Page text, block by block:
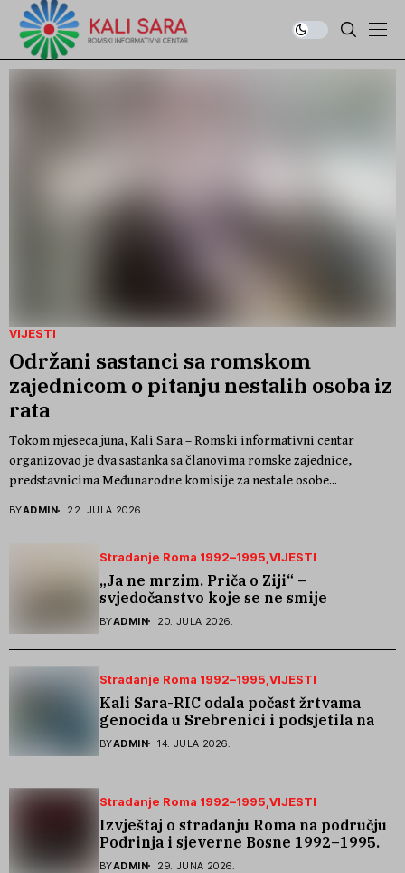
VIJESTI
Održani sastanci sa romskom
zajednicom o pitanju nestalih osoba iz
rata
Tokom mjeseca juna, Kali Sara – Romski informativni centar
organizovao je dva sastanka sa članovima romske zajednice,
predstavnicima Međunarodne komisije za nestale osobe...
BYADMIN 22. JULA 2026.
Stradanje Roma 1992–1995 VIJESTI
„Ja ne mrzim. Priča o Ziji“ –
svjedočanstvo koje se ne smije
zaboraviti
BYADMIN 20. JULA 2026.
Stradanje Roma 1992–1995 VIJESTI
Kali Sara-RIC odala počast žrtvama
genocida u Srebrenici i podsjetila na
stradanje Roma iz Skočića
BYADMIN 14. JULA 2026.
Stradanje Roma 1992–1995 VIJESTI
Izvještaj o stradanju Roma na području
Podrinja i sjeverne Bosne 1992–1995.
godine
BYADMIN 29. JUNA 2026.